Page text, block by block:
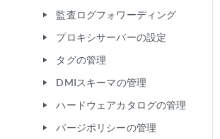
play_arrow 監査ログフォワーディング
play_arrow プロキシサーバーの設定
play_arrow タグの管理
play_arrow DMIスキーマの管理
play_arrow ハードウェアカタログの管理
play_arrow パージポリシーの管理